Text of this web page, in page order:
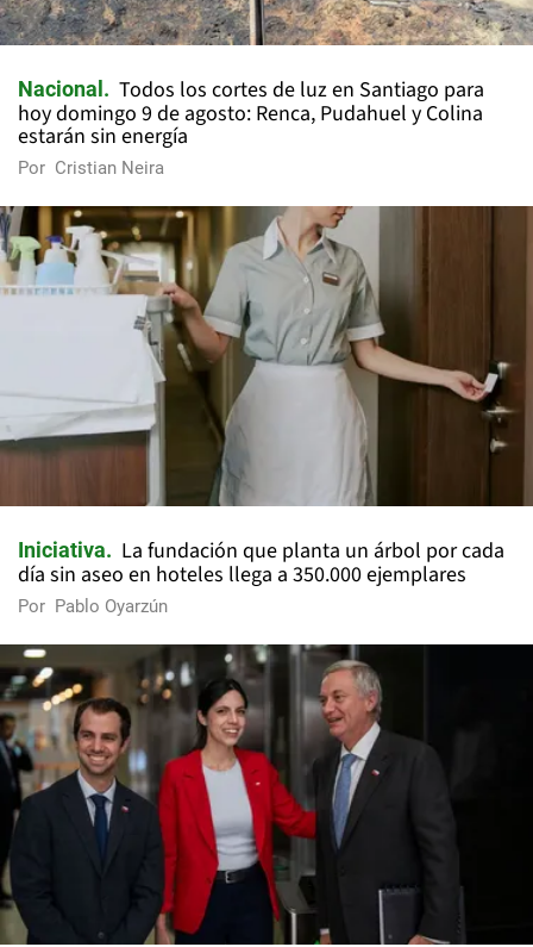
Nacional
Todos los cortes de luz en Santiago para
hoy domingo 9 de agosto: Renca, Pudahuel y Colina
estarán sin energía
Por Cristian Neira
Iniciativa
La fundación que planta un árbol por cada
día sin aseo en hoteles llega a 350.000 ejemplares
Por Pablo Oyarzún